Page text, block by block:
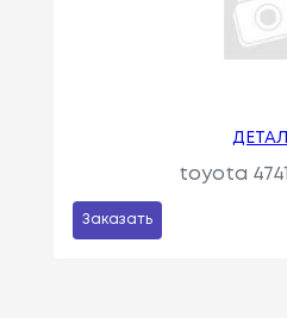
toyota
Заказать